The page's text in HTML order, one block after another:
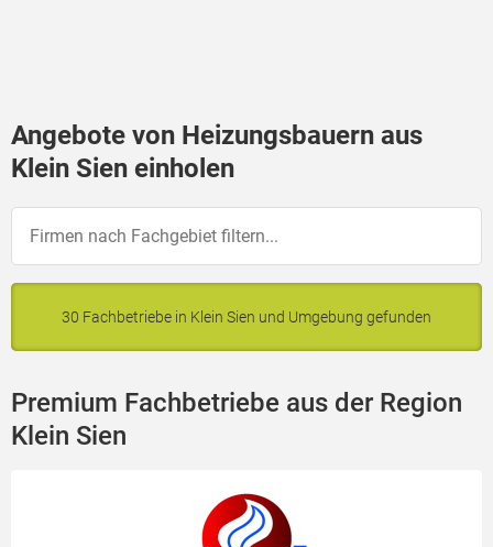
Angebote von Heizungsbauern aus
Klein Sien einholen
30 Fachbetriebe in Klein Sien und Umgebung gefunden
Premium Fachbetriebe aus der Region
Klein Sien